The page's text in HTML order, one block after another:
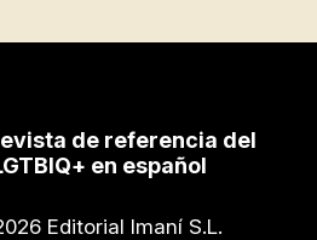
de referencia del
en español
Editorial Imaní S.L.